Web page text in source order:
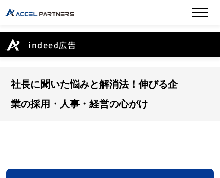
indeed広告
社長に聞いた悩みと解消法！伸びる企
業の採用・人事・経営の心がけ